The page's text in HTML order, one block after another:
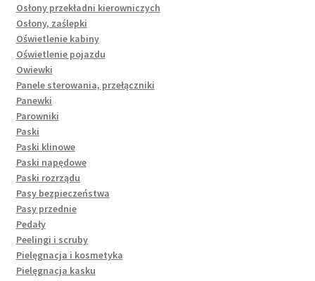
Osłony przekładni kierowniczych
Osłony, zaślepki
Oświetlenie kabiny
Oświetlenie pojazdu
Owiewki
Panele sterowania, przełączniki
Panewki
Parowniki
Paski
Paski klinowe
Paski napędowe
Paski rozrządu
Pasy bezpieczeństwa
Pasy przednie
Pedały
Peelingi i scruby
Pielęgnacja i kosmetyka
Pielęgnacja kasku